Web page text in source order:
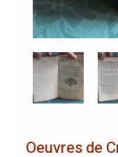
Oeuvres de